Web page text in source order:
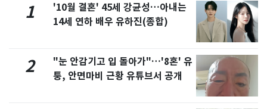
1
'10월 결혼' 45세 강균성…아내는
14세 연하 배우 유하진(종합)
2
"눈 안감기고 입 돌아가"…'8혼' 유
퉁, 안면마비 근황 유튜브서 공개